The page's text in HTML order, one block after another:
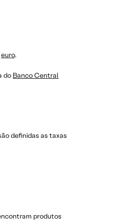
euro.
do Banco Central
definidas as taxas
produtos